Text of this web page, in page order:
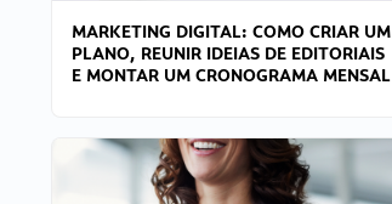
MARKETING DIGITAL: COMO CRIAR UM
PLANO, REUNIR IDEIAS DE EDITORIAIS
E MONTAR UM CRONOGRAMA MENSAL